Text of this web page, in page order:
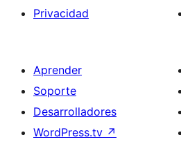
Privacidad
Aprender
Soporte
Desarrolladores
WordPress.tv ↗